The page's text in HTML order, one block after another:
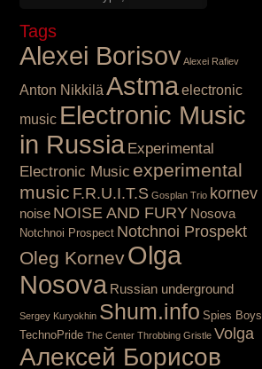
Tags
Alexei BorisovAlexei Rafiev
Anton Nikkilä Astmaelectronic
music Electronic Music
in Russia Experimental
Electronic Music experimental
music F.R.U.I.T.S Gosplan Trio kornev
noise NOISE AND FURY Nosova
Notchnoi Prospect Notchnoi Prospekt
Oleg KornevOlga
Nosova Russian underground
Sergey Kuryokhin Shum.info Spies Boys
TechnoPride The Center Throbbing Gristle Volga
Алексей Борисов